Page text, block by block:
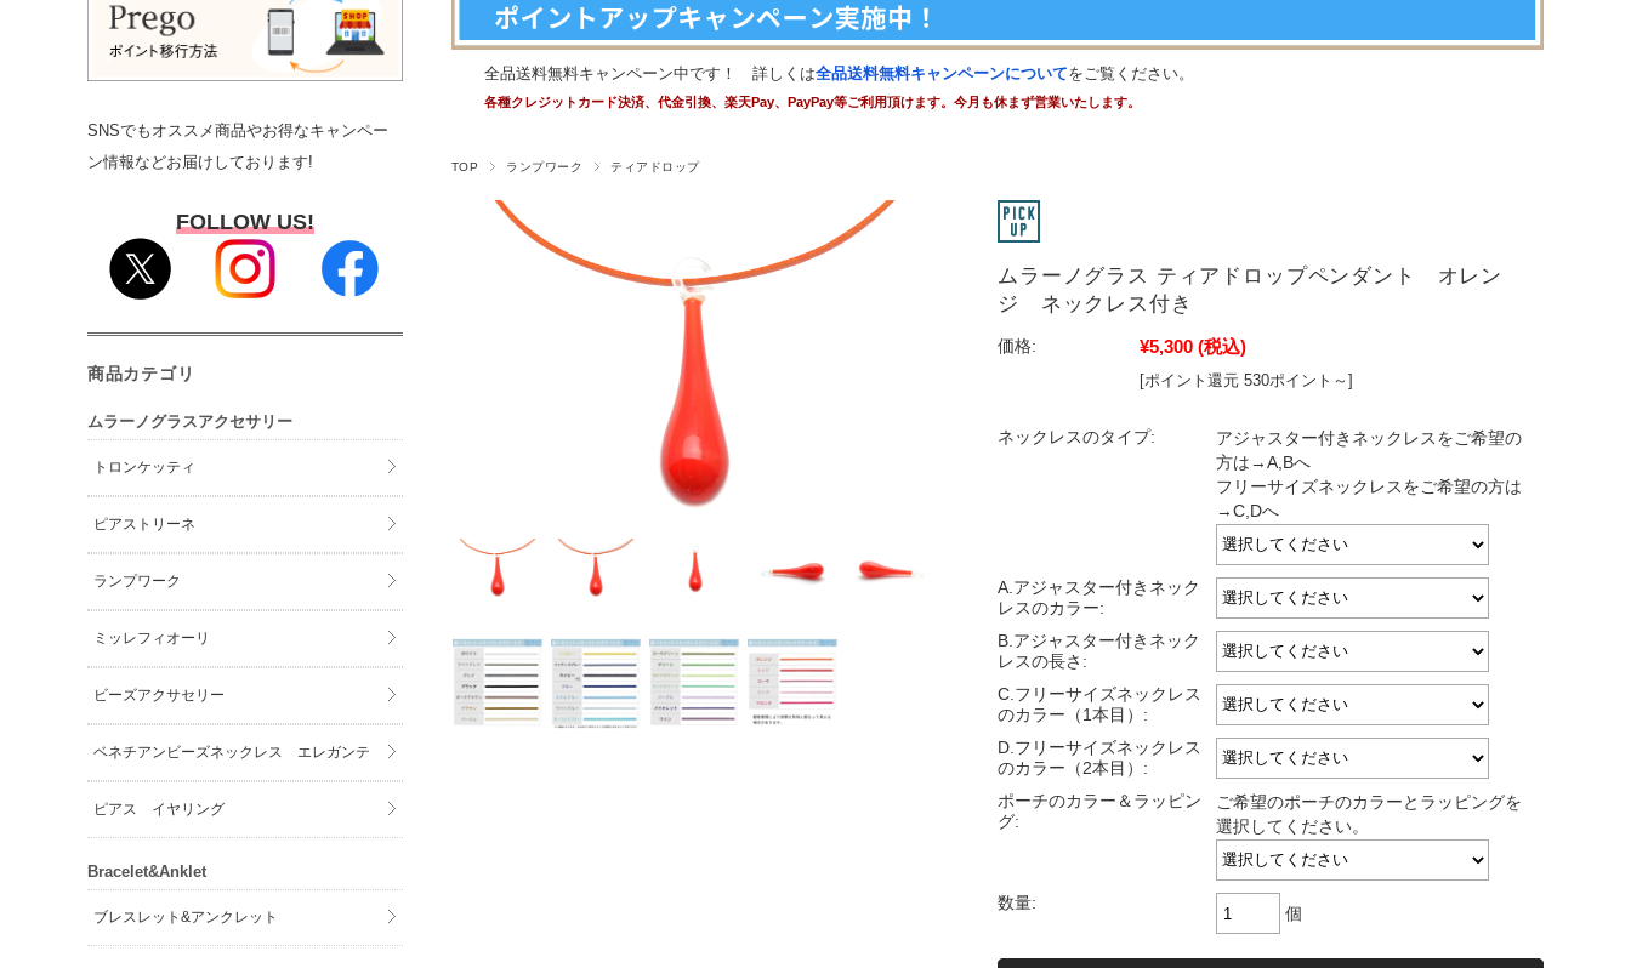
全品送料無料キャンペーン中です！ 詳しくは全品送料無料キャンペーンについてをご覧ください。
各種クレジットカード決済、代金引換、楽天Pay、PayPay等ご利用頂けます。今月も休まず営業いたします。
TOP ランプワーク ティアドロップ
ムラーノグラス ティアドロップペンダント オレン
ジ ネックレス付き
価格: ¥5,300 (税込)
[ポイント還元 530ポイント～]
ネックレスのタイプ:
アジャスター付きネックレスをご希望の
方は→A,Bへ
フリーサイズネックレスをご希望の方は
→C,Dへ
A.アジャスター付きネック
レスのカラー:
B.アジャスター付きネック
レスの長さ:
C.フリーサイズネックレス
のカラー（1本目）:
D.フリーサイズネックレス
のカラー（2本目）:
ポーチのカラー＆ラッピン
グ:
ご希望のポーチのカラーとラッピングを
選択してください。
数量:
個
SNSでもオススメ商品やお得なキャンペー
ン情報などお届けしております!
FOLLOW US!
商品カテゴリ
ムラーノグラスアクセサリー
トロンケッティ
ピアストリーネ
ランプワーク
ミッレフィオーリ
ビーズアクサセリー
ベネチアンビーズネックレス エレガンテ
ピアス イヤリング
Bracelet&Anklet
ブレスレット&アンクレット